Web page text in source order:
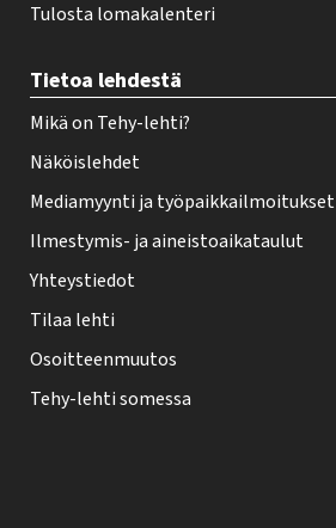
Tulosta lomakalenteri
Tietoa lehdestä
Mikä on Tehy-lehti?
Näköislehdet
Mediamyynti ja työpaikkailmoitukset
Ilmestymis- ja aineistoaikataulut
Yhteystiedot
Tilaa lehti
Osoitteenmuutos
Tehy-lehti somessa